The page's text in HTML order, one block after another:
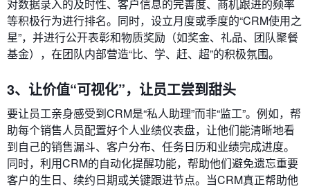
对数据录入的及时性、客户信息的完善度、商机跟进的频率
等积极行为进行排名。同时，设立月度或季度的“CRM使用之
星”，并进行公开表彰和物质奖励（如奖金、礼品、团队聚餐
基金），在团队内部营造“比、学、赶、超”的积极氛围。
3、让价值“可视化”，让员工尝到甜头
要让员工亲身感受到CRM是“私人助理”而非“监工”。例如，帮
助每个销售人员配置好个人业绩仪表盘，让他们能清晰地看
到自己的销售漏斗、客户分布、任务日历和业绩完成进度。
同时，利用CRM的自动化提醒功能，帮助他们避免遗忘重要
客户的生日、续约日期或关键跟进节点。当CRM真正帮助他